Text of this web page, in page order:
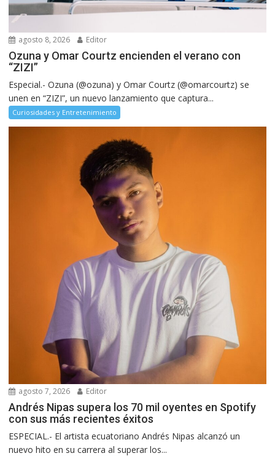
agosto 8, 2026 Editor
Ozuna y Omar Courtz encienden el verano con
“ZIZI”
Especial.- Ozuna (@ozuna) y Omar Courtz (@omarcourtz) se
unen en “ZIZI”, un nuevo lanzamiento que captura...
Curiosidades y Entretenimiento
agosto 7, 2026 Editor
Andrés Nipas supera los 70 mil oyentes en Spotify
con sus más recientes éxitos
ESPECIAL.- El artista ecuatoriano Andrés Nipas alcanzó un
nuevo hito en su carrera al superar los...